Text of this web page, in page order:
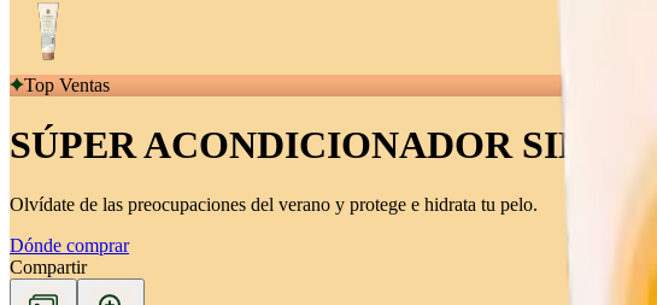
Top Ventas
SÚPER ACONDICIONADOR SIN
Olvídate de las preocupaciones del verano y protege e hidrata tu pelo.
Dónde comprar
Compartir